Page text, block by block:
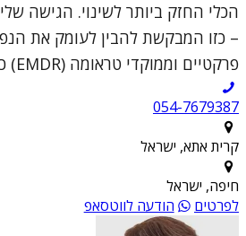
הכלי החזק ביותר לשינוי. הגישה
– כזו המבקשת להבין לעומק את
פרקטיים וממוקדי טראומה (EMDR) כדי לאפשר הקל...
054-7679387
קרית אתא, ישראל
חיפה, ישראל
לפרטים
הודעה לווטסאפ